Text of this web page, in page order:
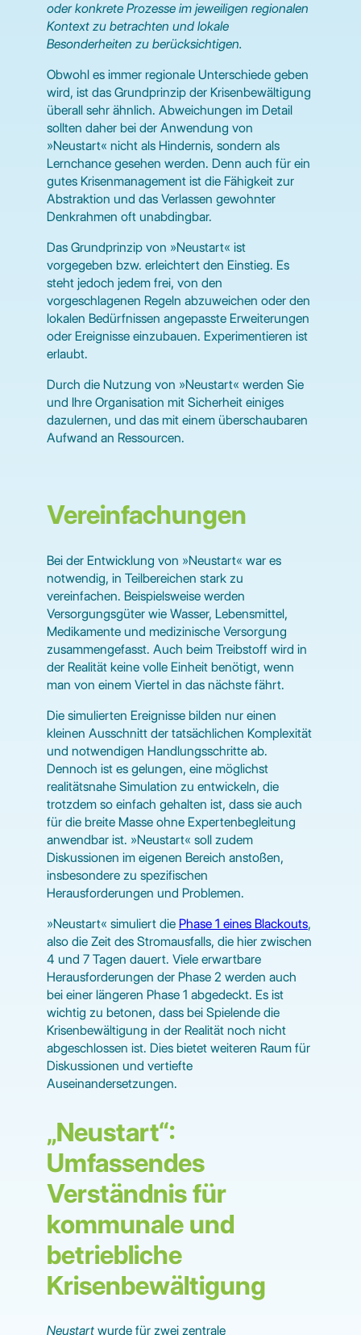
oder konkrete Prozesse im jeweiligen regionalen
Kontext zu betrachten und lokale
Besonderheiten zu berücksichtigen.
Obwohl es immer regionale Unterschiede geben
wird, ist das Grundprinzip der Krisenbewältigung
überall sehr ähnlich. Abweichungen im Detail
sollten daher bei der Anwendung von
»Neustart« nicht als Hindernis, sondern als
Lernchance gesehen werden. Denn auch für ein
gutes Krisenmanagement ist die Fähigkeit zur
Abstraktion und das Verlassen gewohnter
Denkrahmen oft unabdingbar.
Das Grundprinzip von »Neustart« ist
vorgegeben bzw. erleichtert den Einstieg. Es
steht jedoch jedem frei, von den
vorgeschlagenen Regeln abzuweichen oder den
lokalen Bedürfnissen angepasste Erweiterungen
oder Ereignisse einzubauen. Experimentieren ist
erlaubt.
Durch die Nutzung von »Neustart« werden Sie
und Ihre Organisation mit Sicherheit einiges
dazulernen, und das mit einem überschaubaren
Aufwand an Ressourcen.
Vereinfachungen
Bei der Entwicklung von »Neustart« war es
notwendig, in Teilbereichen stark zu
vereinfachen. Beispielsweise werden
Versorgungsgüter wie Wasser, Lebensmittel,
Medikamente und medizinische Versorgung
zusammengefasst. Auch beim Treibstoff wird in
der Realität keine volle Einheit benötigt, wenn
man von einem Viertel in das nächste fährt.
Die simulierten Ereignisse bilden nur einen
kleinen Ausschnitt der tatsächlichen Komplexität
und notwendigen Handlungsschritte ab.
Dennoch ist es gelungen, eine möglichst
realitätsnahe Simulation zu entwickeln, die
trotzdem so einfach gehalten ist, dass sie auch
für die breite Masse ohne Expertenbegleitung
anwendbar ist. »Neustart« soll zudem
Diskussionen im eigenen Bereich anstoßen,
insbesondere zu spezifischen
Herausforderungen und Problemen.
»Neustart« simuliert die Phase 1 eines Blackouts,
also die Zeit des Stromausfalls, die hier zwischen
4 und 7 Tagen dauert. Viele erwartbare
Herausforderungen der Phase 2 werden auch
bei einer längeren Phase 1 abgedeckt. Es ist
wichtig zu betonen, dass bei Spielende die
Krisenbewältigung in der Realität noch nicht
abgeschlossen ist. Dies bietet weiteren Raum für
Diskussionen und vertiefte
Auseinandersetzungen.
„Neustart“:
Umfassendes
Verständnis für
kommunale und
betriebliche
Krisenbewältigung
Neustart wurde für zwei zentrale